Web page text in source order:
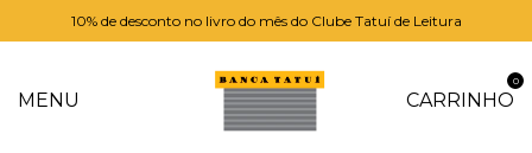
10% de desconto no livro do mês do Clube Tatuí de Leitura
MENU CARRINHO
0